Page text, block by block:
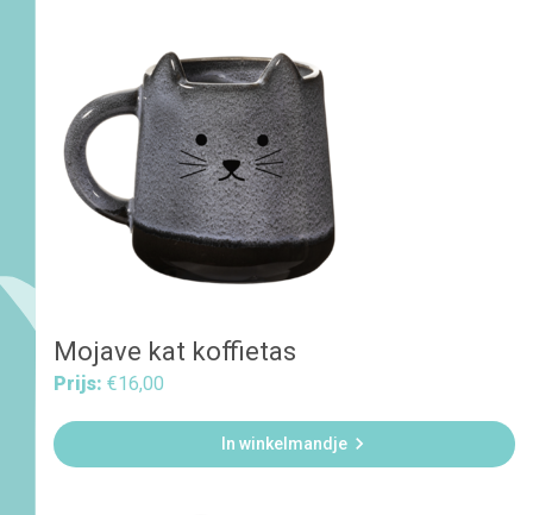
Mojave kat koffietas
Prijs: €16,00
In winkelmandje 